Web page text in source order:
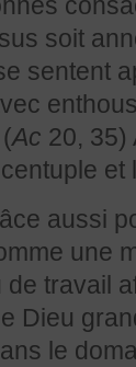
soit
sentent
Ac 20, 35)
aussi
une
de travail
Dieu
le